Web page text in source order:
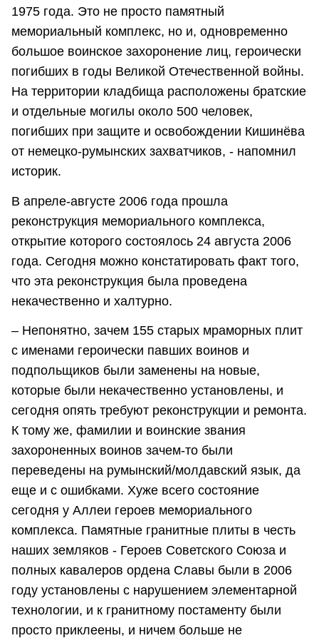
1975 года. Это не просто памятный
мемориальный комплекс, но и, одновременно
большое воинское захоронение лиц, героически
погибших в годы Великой Отечественной войны.
На территории кладбища расположены братские
и отдельные могилы около 500 человек,
погибших при защите и освобождении Кишинёва
от немецко-румынских захватчиков, - напомнил
историк.
В апреле-августе 2006 года прошла
реконструкция мемориального комплекса,
открытие которого состоялось 24 августа 2006
года. Сегодня можно констатировать факт того,
что эта реконструкция была проведена
некачественно и халтурно.
– Непонятно, зачем 155 старых мраморных плит
с именами героически павших воинов и
подпольщиков были заменены на новые,
которые были некачественно установлены, и
сегодня опять требуют реконструкции и ремонта.
К тому же, фамилии и воинские звания
захороненных воинов зачем-то были
переведены на румынский/молдавский язык, да
еще и с ошибками. Хуже всего состояние
сегодня у Аллеи героев мемориального
комплекса. Памятные гранитные плиты в честь
наших земляков - Героев Советского Союза и
полных кавалеров ордена Славы были в 2006
году установлены с нарушением элементарной
технологии, и к гранитному постаменту были
просто приклеены, и ничем больше не